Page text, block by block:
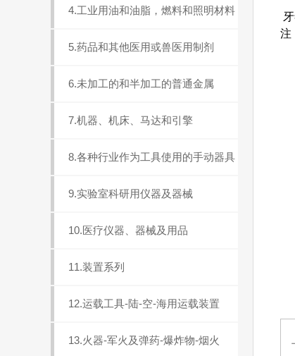
4.工业用油和油脂，燃料和照明材料
5.药品和其他医用或兽医用制剂
6.未加工的和半加工的普通金属
7.机器、机床、马达和引擎
8.各种行业作为工具使用的手动器具
9.实验室科研用仪器及器械
10.医疗仪器、器械及用品
11.装置系列
12.运载工具-陆-空-海用运载装置
13.火器-军火及弹药-爆炸物-烟火
注